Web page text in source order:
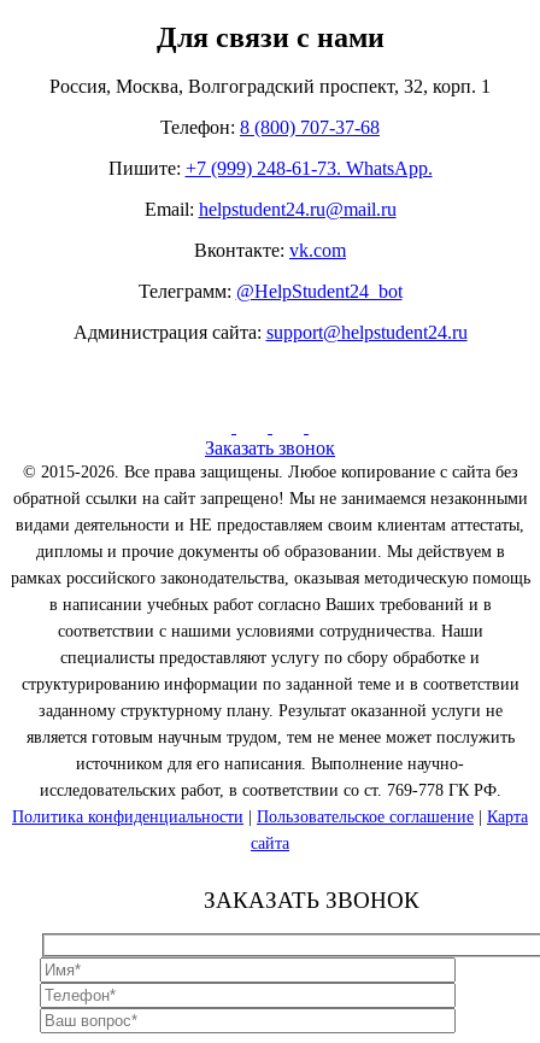
Для связи с нами
Россия, Москва, Волгоградский проспект, 32, корп. 1
Телефон: 8 (800) 707-37-68
Пишите: +7 (999) 248-61-73. WhatsApp.
Email: helpstudent24.ru@mail.ru
Вконтакте: vk.com
Телеграмм: @HelpStudent24_bot
Администрация сайта: support@helpstudent24.ru
Заказать звонок
© 2015-2026. Все права защищены. Любое копирование с сайта без
обратной ссылки на сайт запрещено! Мы не занимаемся незаконными
видами деятельности и НЕ предоставляем своим клиентам аттестаты,
дипломы и прочие документы об образовании. Мы действуем в
рамках российского законодательства, оказывая методическую помощь
в написании учебных работ согласно Ваших требований и в
соответствии с нашими условиями сотрудничества. Наши
специалисты предоставляют услугу по сбору обработке и
структурированию информации по заданной теме и в соответствии
заданному структурному плану. Результат оказанной услуги не
является готовым научным трудом, тем не менее может послужить
источником для его написания. Выполнение научно-
исследовательских работ, в соответствии со ст. 769-778 ГК РФ.
Политика конфиденциальности
Пользовательское соглашение
Карта
сайта
ЗАКАЗАТЬ ЗВОНОК